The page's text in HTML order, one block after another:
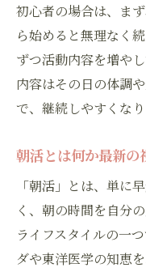
初心者の場合は、ま
ら始めると無理なく
ずつ活動内容を増や
内容はその日の体調
で、継続しやすくなり
朝活とは何か最新の
「朝活」とは、単に
く、朝の時間を自分
ライフスタイルの一
ダや東洋医学の知恵